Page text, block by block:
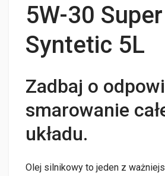
5W-30 Super
Syntetic 5L
Zadbaj o
smarowanie
układu.
Olej silnikowy to jeden z